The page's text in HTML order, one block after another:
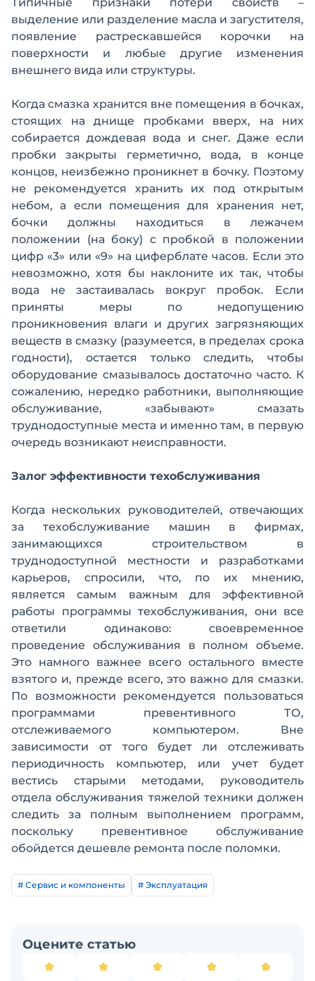
выделение или разделение масла и загустителя,
появление растрескавшейся корочки на
поверхности и любые другие изменения
внешнего вида или структуры.
Когда смазка хранится вне помещения в бочках,
стоящих на днище пробками вверх, на них
собирается дождевая вода и снег. Даже если
пробки закрыты герметично, вода, в конце
концов, неизбежно проникнет в бочку. Поэтому
не рекомендуется хранить их под открытым
небом, а если помещения для хранения нет,
бочки должны находиться в лежачем
положении (на боку) с пробкой в положении
цифр «3» или «9» на циферблате часов. Если это
невозможно, хотя бы наклоните их так, чтобы
вода не застаивалась вокруг пробок. Если
приняты меры по недопущению
проникновения влаги и других загрязняющих
веществ в смазку (разумеется, в пределах срока
годности), остается только следить, чтобы
оборудование смазывалось достаточно часто. К
сожалению, нередко работники, выполняющие
обслуживание, «забывают» смазать
труднодоступные места и именно там, в первую
очередь возникают неисправности.
Залог эффективности техобслуживания
Когда нескольких руководителей, отвечающих
за техобслуживание машин в фирмах,
занимающихся строительством в
труднодоступной местности и разработками
карьеров, спросили, что, по их мнению,
является самым важным для эффективной
работы программы техобслуживания, они все
ответили одинаково: своевременное
проведение обслуживания в полном объеме.
Это намного важнее всего остального вместе
взятого и, прежде всего, это важно для смазки.
По возможности рекомендуется пользоваться
программами превентивного ТО,
отслеживаемого компьютером. Вне
зависимости от того будет ли отслеживать
периодичность компьютер, или учет будет
вестись старыми методами, руководитель
отдела обслуживания тяжелой техники должен
следить за полным выполнением программ,
поскольку превентивное обслуживание
обойдется дешевле ремонта после поломки.
# Сервис и компоненты # Эксплуатация
Оцените статью